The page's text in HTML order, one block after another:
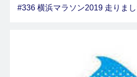
#336 横浜マラソン2019 走りまし